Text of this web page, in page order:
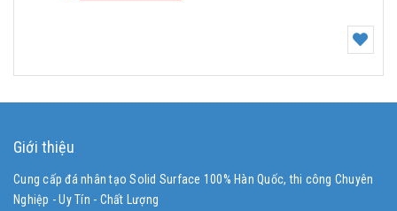
Giới thiệu
Cung cấp đá nhân tạo Solid Surface 100% Hàn Quốc, thi công Chuyên
Nghiệp - Uy Tín - Chất Lượng